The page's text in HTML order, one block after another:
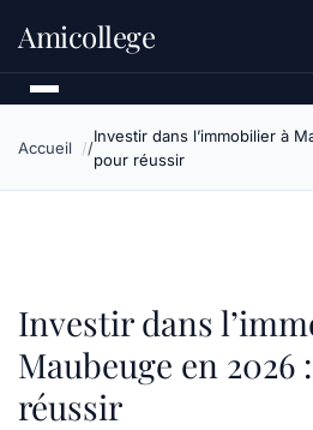
Amicollege
Accueil
Investir dans l’immobilier à
pour réussir
Investir dans
Maubeuge en 2026
réussir